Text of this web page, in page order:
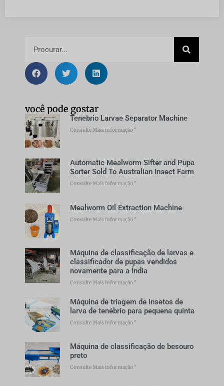
você pode gostar
Tenebrio Larvae Separator Machine
Consulte Mais informação "
Automatic Mealworm Sifter and Pupa
Sorter Sold To Australian Insect Farm
Consulte Mais informação "
Mealworm Oil Extraction Machine
Consulte Mais informação "
Máquina de classificação de larvas e
classificador de pupas vendidos
novamente para a Índia
Consulte Mais informação "
Máquina de triagem de insetos de
larva de tenébrio para pequena quinta
Consulte Mais informação "
Máquina de classificação de besouro
preto
Consulte Mais informação "